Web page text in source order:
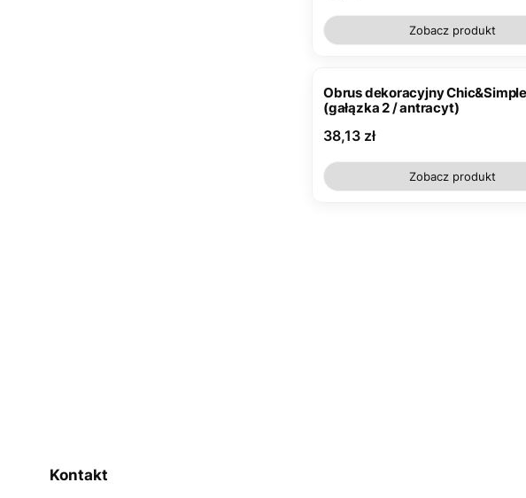
Zobacz produkt
Obrus dekoracyjny Chic&Simple
(gałązka 2 / antracyt)
Cena
38,13 zł
Zobacz produkt
Kontakt